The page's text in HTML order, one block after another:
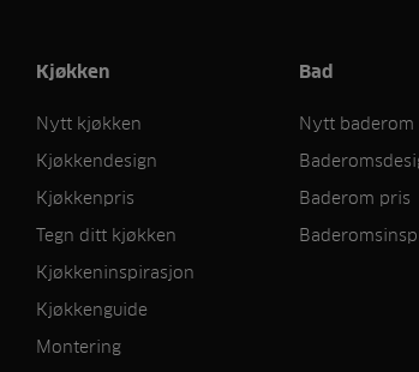
Kjøkken
Nytt kjøkken
Kjøkkendesign
Kjøkkenpris
Tegn ditt kjøkken
Kjøkkeninspirasjon
Kjøkkenguide
Montering
Bad
Nytt baderom
Baderom pris